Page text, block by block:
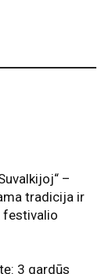
–
tradicija ir
festivalio
3 gardūs